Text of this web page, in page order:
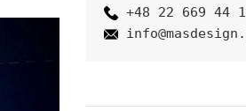
+48 22 669 44